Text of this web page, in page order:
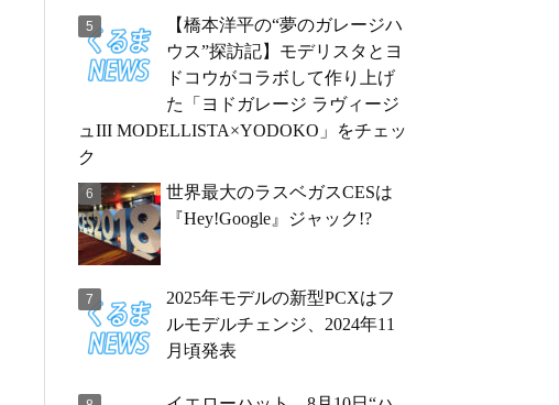
【橋本洋平の“夢のガレージハ
ウス”探訪記】モデリスタとヨ
ドコウがコラボして作り上げ
た「ヨドガレージ ラヴィージ
ュIII MODELLISTA×YODOKO」をチェッ
ク
世界最大のラスベガスCESは
『Hey!Google』ジャック!?
2025年モデルの新型PCXはフ
ルモデルチェンジ、2024年11
月頃発表